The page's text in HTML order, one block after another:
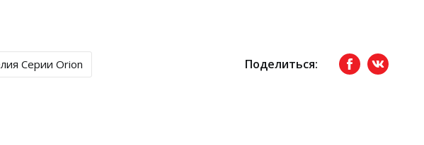
Серии Orion Поделиться: FacebookвКонтакте